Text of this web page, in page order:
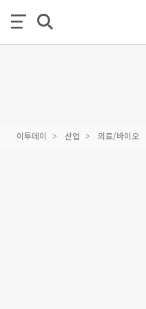
이투데이 산업 의료/바이오